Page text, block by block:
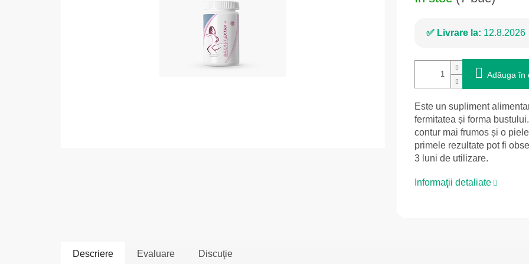
Livrare la: 12.8.2026
Adăuga în
Este un supliment
fermitatea și forma
contur mai frumos și o
primele rezultate pot fi
3 luni de utilizare.
Informaţii detaliate
Descriere Evaluare Discuţie